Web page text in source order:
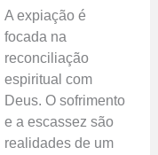
A expiação é
focada na
reconciliação
espiritual com
Deus. O sofrimento
e a escassez são
realidades de um